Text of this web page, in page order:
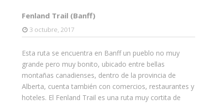
Fenland Trail (Banff)
3 octubre, 2017
Esta ruta se encuentra en Banff un pueblo no muy
grande pero muy bonito, ubicado entre bellas
montañas canadienses, dentro de la provincia de
Alberta, cuenta también con comercios, restaurantes y
hoteles. El Fenland Trail es una ruta muy cortita de